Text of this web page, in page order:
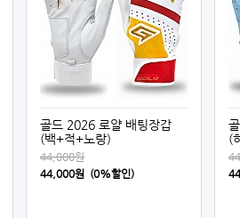
골드 2026 로얄 배팅장갑
(백+적+노랑)
44,000원
44,000원 (0%할인)
(